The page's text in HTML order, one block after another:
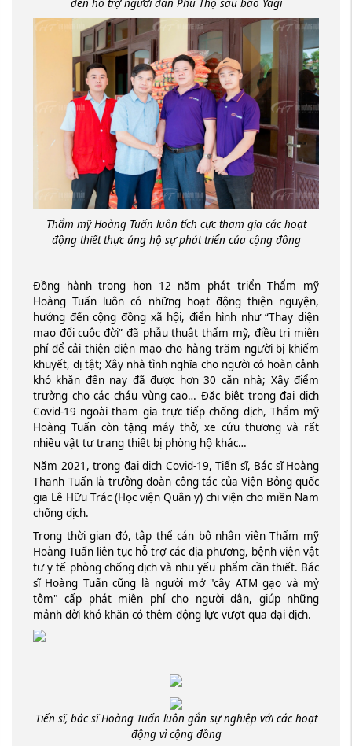
đến hỗ trợ người dân Phú Thọ sau bão Yagi
Thẩm mỹ Hoàng Tuấn luôn tích cực tham gia các hoạt
động thiết thực ủng hộ sự phát triển của cộng đồng
Đồng hành trong hơn 12 năm phát triển Thẩm mỹ
Hoàng Tuấn luôn có những hoạt động thiện nguyện,
hướng đến cộng đồng xã hội, điển hình như “Thay diện
mạo đổi cuộc đời” đã phẫu thuật thẩm mỹ, điều trị miễn
phí để cải thiện diện mạo cho hàng trăm người bị khiếm
khuyết, dị tật; Xây nhà tình nghĩa cho người có hoàn cảnh
khó khăn đến nay đã được hơn 30 căn nhà; Xây điểm
trường cho các cháu vùng cao… Đặc biệt trong đại dịch
Covid-19 ngoài tham gia trực tiếp chống dịch, Thẩm mỹ
Hoàng Tuấn còn tặng máy thở, xe cứu thương và rất
nhiều vật tư trang thiết bị phòng hộ khác…
Năm 2021, trong đại dịch Covid-19, Tiến sĩ, Bác sĩ Hoàng
Thanh Tuấn là trưởng đoàn công tác của Viện Bỏng quốc
gia Lê Hữu Trác (Học viện Quân y) chi viện cho miền Nam
chống dịch.
Trong thời gian đó, tập thể cán bộ nhân viên Thẩm mỹ
Hoàng Tuấn liên tục hỗ trợ các địa phương, bệnh viện vật
tư y tế phòng chống dịch và nhu yếu phẩm cần thiết. Bác
sĩ Hoàng Tuấn cũng là người mở "cây ATM gạo và mỳ
tôm" cấp phát miễn phí cho người dân, giúp những
mảnh đời khó khăn có thêm động lực vượt qua đại dịch.
Tiến sĩ, bác sĩ Hoàng Tuấn luôn gắn sự nghiệp với các hoạt
động vì cộng đồng